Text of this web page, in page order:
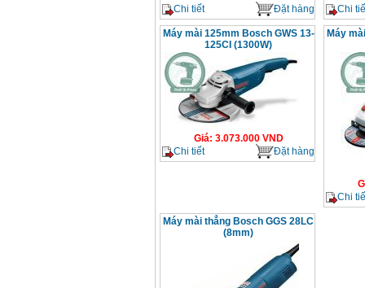
Chi tiết
Đặt hàng
Chi
Máy mài 125mm Bosch GWS 13-
125CI (1300W)
Giá: 3.073.000VND
Chi tiết
Đặt hàng
Máy
Chi
Máy mài thẳng Bosch GGS 28LC
(8mm)